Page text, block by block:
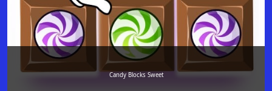
Candy Blocks Sweet